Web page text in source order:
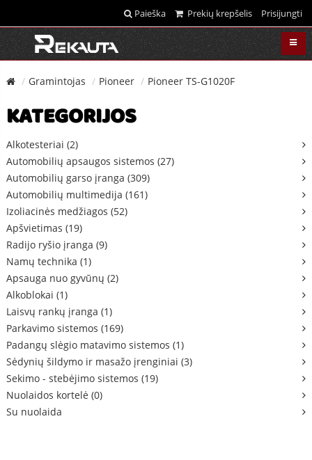
Paieška Prekių krepšelis Prisijungti
Gramintojas Pioneer Pioneer TS-G1020F
KATEGORIJOS
Alkotesteriai (2)
Automobilių apsaugos sistemos (27)
Automobilių garso įranga (309)
Automobilių multimedija (161)
Izoliacinės medžiagos (52)
Apšvietimas (19)
Radijo ryšio įranga (9)
Namų technika (1)
Apsauga nuo gyvūnų (2)
Alkoblokai (1)
Laisvų rankų įranga (1)
Parkavimo sistemos (169)
Padangų slėgio matavimo sistemos (1)
Sėdynių šildymo ir masažo įrenginiai (3)
Sekimo - stebėjimo sistemos (19)
Nuolaidos kortelė (0)
Su nuolaida